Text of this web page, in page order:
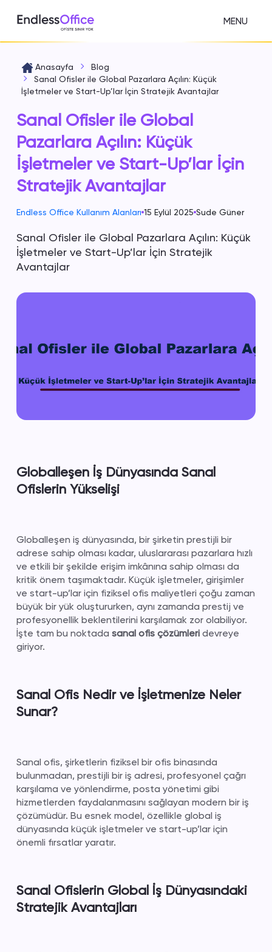
MENU
Anasayfa
Blog
Sanal Ofisler ile Global Pazarlara Açılın: Küçük
İşletmeler ve Start-Up’lar İçin Stratejik Avantajlar
Sanal Ofisler ile Global
Pazarlara Açılın: Küçük
İşletmeler ve Start-Up’lar İçin
Stratejik Avantajlar
Endless Office Kullanım Alanları 15 Eylül 2025 Sude Güner
Sanal Ofisler ile Global Pazarlara Açılın: Küçük
İşletmeler ve Start-Up’lar İçin Stratejik
Avantajlar
Globalleşen İş Dünyasında Sanal
Ofislerin Yükselişi
Globalleşen iş dünyasında, bir şirketin prestijli bir
adrese sahip olması kadar, uluslararası pazarlara hızlı
ve etkili bir şekilde erişim imkânına sahip olması da
kritik önem taşımaktadır. Küçük işletmeler, girişimler
ve start-up’lar için fiziksel ofis maliyetleri çoğu zaman
büyük bir yük oluştururken, aynı zamanda prestij ve
profesyonellik beklentilerini karşılamak zor olabiliyor.
İşte tam bu noktada sanal ofis çözümleridevreye
giriyor.
Sanal Ofis Nedir ve İşletmenize Neler
Sunar?
Sanal ofis, şirketlerin fiziksel bir ofis binasında
bulunmadan, prestijli bir iş adresi, profesyonel çağrı
karşılama ve yönlendirme, posta yönetimi gibi
hizmetlerden faydalanmasını sağlayan modern bir iş
çözümüdür. Bu esnek model, özellikle global iş
dünyasında küçük işletmeler ve start-up’lar için
önemli fırsatlar yaratır.
Sanal Ofislerin Global İş Dünyasındaki
Stratejik Avantajları